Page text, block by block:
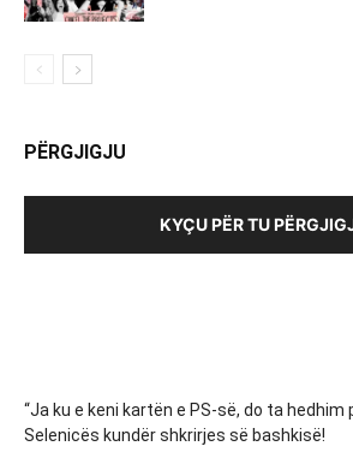
PËRGJIGJU
KYÇU PËR TU
“Ja ku e keni kartën e PS-së, do ta hedhim
Selenicës kundër shkrirjes së bashkisë!